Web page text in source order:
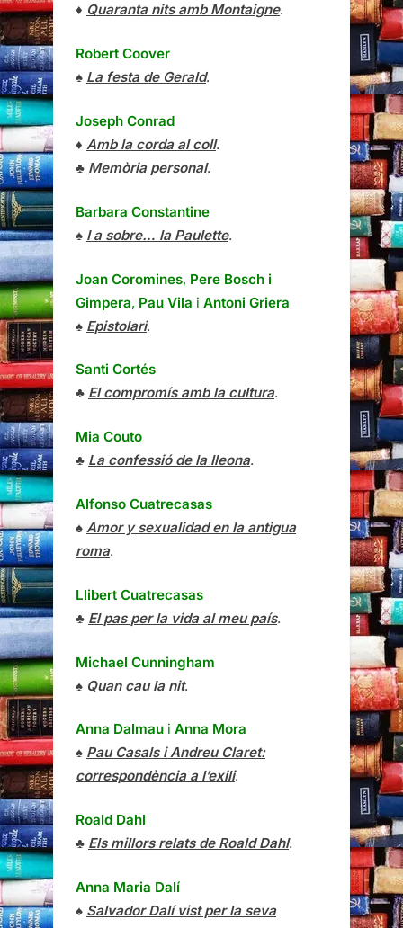
♦ Quaranta nits amb Montaigne.
Robert Coover
♠ La festa de Gerald.
Joseph Conrad
♦ Amb la corda al coll.
♣ Memòria personal.
Barbara Constantine
♠ I a sobre… la Paulette.
Joan Coromines, Pere Bosch i
Gimpera, Pau Vila i Antoni Griera
♠ Epistolari.
Santi Cortés
♣ El compromís amb la cultura.
Mia Couto
♣ La confessió de la lleona.
Alfonso Cuatrecasas
♠ Amor y sexualidad en la antigua
roma.
Llibert Cuatrecasas
♣ El pas per la vida al meu país.
Michael Cunningham
♠ Quan cau la nit.
Anna Dalmau i Anna Mora
♠ Pau Casals i Andreu Claret:
correspondència a l’exili.
Roald Dahl
♣ Els millors relats de Roald Dahl.
Anna Maria Dalí
♠ Salvador Dalí vist per la seva